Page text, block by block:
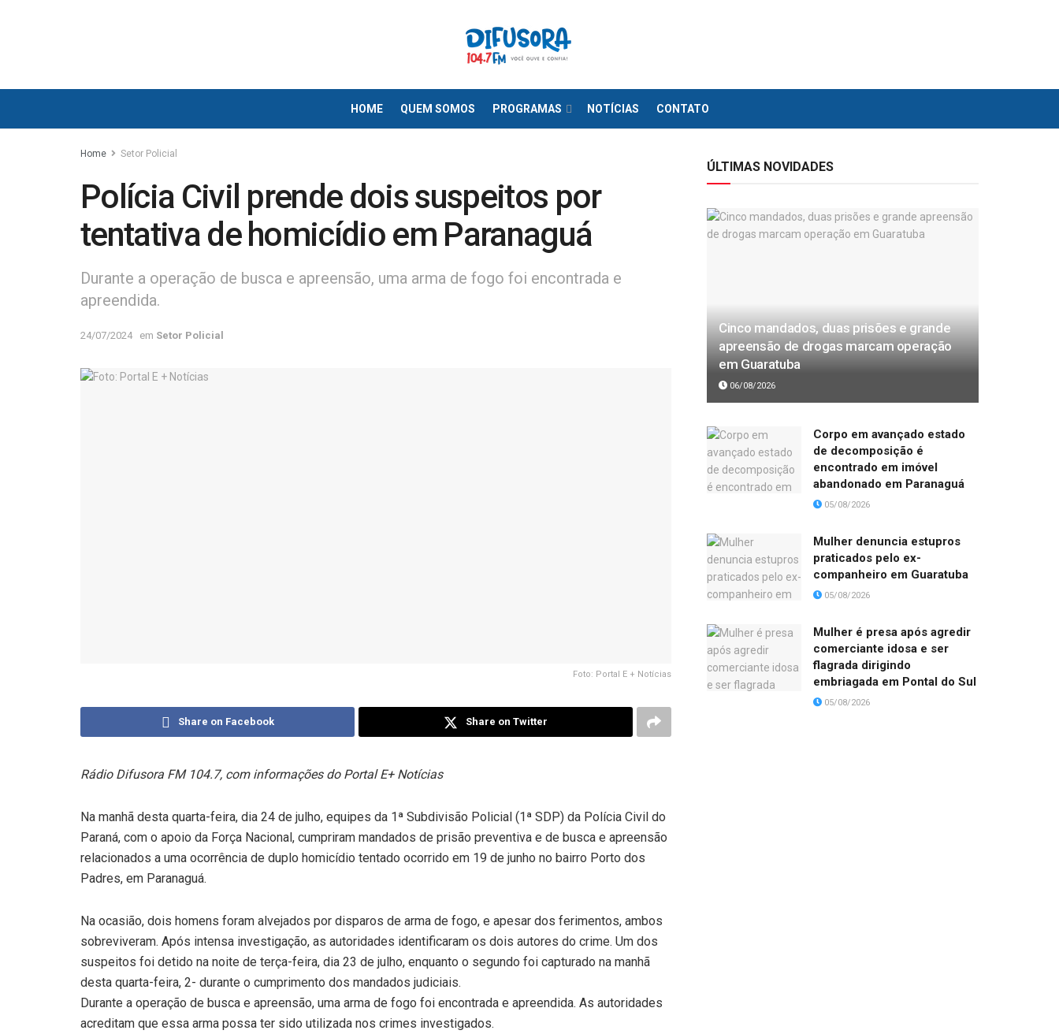
HOME QUEM SOMOS PROGRAMAS NOTÍCIAS CONTATO
Home Setor Policial
Polícia Civil prende dois suspeitos por
tentativa de homicídio em Paranaguá
Durante a operação de busca e apreensão, uma arma de fogo foi encontrada e
apreendida.
24/07/2024 em Setor Policial
Foto: Portal E + Notícias
Share on Facebook Share on Twitter
Rádio Difusora FM 104.7, com informações do Portal E+ Notícias
Na manhã desta quarta-feira, dia 24 de julho, equipes da 1ª Subdivisão Policial (1ª SDP) da Polícia Civil do
Paraná, com o apoio da Força Nacional, cumpriram mandados de prisão preventiva e de busca e apreensão
relacionados a uma ocorrência de duplo homicídio tentado ocorrido em 19 de junho no bairro Porto dos
Padres, em Paranaguá.
Na ocasião, dois homens foram alvejados por disparos de arma de fogo, e apesar dos ferimentos, ambos
sobreviveram. Após intensa investigação, as autoridades identificaram os dois autores do crime. Um dos
suspeitos foi detido na noite de terça-feira, dia 23 de julho, enquanto o segundo foi capturado na manhã
desta quarta-feira, 2- durante o cumprimento dos mandados judiciais.
Durante a operação de busca e apreensão, uma arma de fogo foi encontrada e apreendida. As autoridades
acreditam que essa arma possa ter sido utilizada nos crimes investigados.
ÚLTIMAS NOVIDADES
Cinco mandados, duas prisões e grande
apreensão de drogas marcam operação
em Guaratuba
06/08/2026
Corpo em avançado estado
de decomposição é
encontrado em imóvel
abandonado em Paranaguá
05/08/2026
Mulher denuncia estupros
praticados pelo ex-
companheiro em Guaratuba
05/08/2026
Mulher é presa após agredir
comerciante idosa e ser
flagrada dirigindo
embriagada em Pontal do Sul
05/08/2026